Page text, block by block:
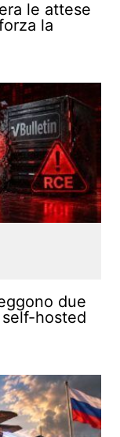
le attese
la
due
hosted